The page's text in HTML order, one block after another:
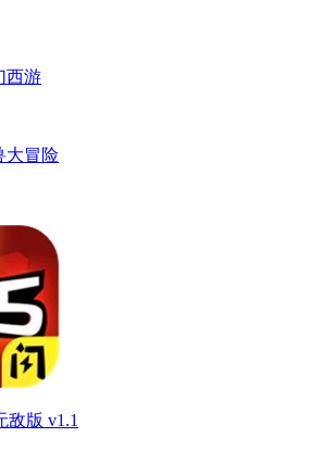
西游
大冒险
敌版 v1.1